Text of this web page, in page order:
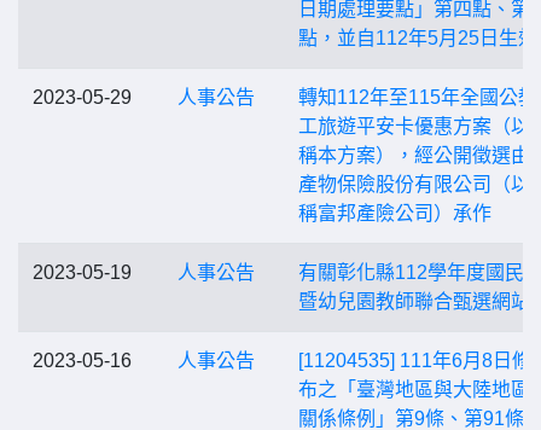
日期處理要點」第四點、第
點，並自112年5月25日生效
2023-05-29 人事公告
轉知112年至115年全國公教
工旅遊平安卡優惠方案（以
稱本方案），經公開徵選由
產物保險股份有限公司（以
稱富邦產險公司）承作
2023-05-19 人事公告
有關彰化縣112學年度國民
暨幼兒園教師聯合甄選網站
2023-05-16 人事公告
[11204535] 111年6月8日修
布之「臺灣地區與大陸地區
關係條例」第9條、第91條